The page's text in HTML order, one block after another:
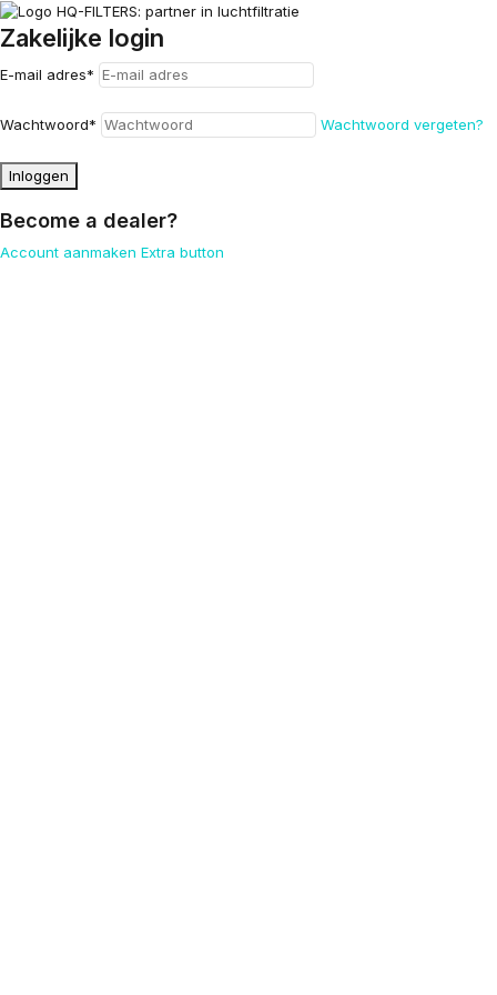
Zakelijke login
E-mail adres*
Wachtwoord* Wachtwoord vergeten?
Inloggen
Become a dealer?
Account aanmaken Extra button